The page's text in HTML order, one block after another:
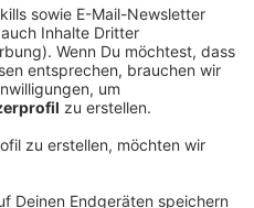
sich auf mögliche
13:23